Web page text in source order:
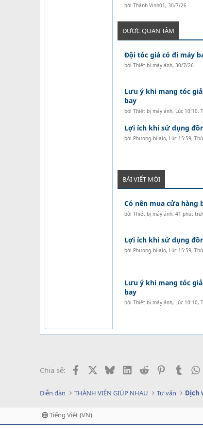
bởi Thành Vinh01, 30/7/26
ĐƯỢC QUAN TÂM
Đội tóc giả có đi máy
bởi Thiết bị máy ảnh, 30/7/26
Lưu ý khi mang tóc
bay
bởi Thiết bị máy ảnh, Lúc 10:10,
Lợi ích khi sử dụng
bởi Phương_bilalo, Lúc 15:59,
BÀI VIẾT MỚI
Có nên mua cửa hàng
bởi Thiết bị máy ảnh, 41 phút
Lợi ích khi sử dụng
bởi Phương_bilalo, Lúc 15:59,
Lưu ý khi mang tóc
bay
bởi Thiết bị máy ảnh, Lúc 10:10,
Chia sẻ: Facebook BlueskyLinkedIn
Reddit PinterestTumblr
Diễn đàn THÀNH VIÊN GIÚP NHAU Tư vấn
Tiếng Việt (VN)